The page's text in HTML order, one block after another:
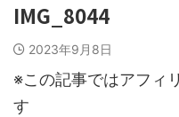
IMG_8044
2023年9月8日
※この記事ではアフィ
す